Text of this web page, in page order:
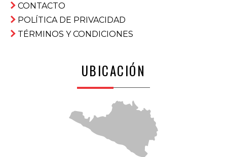
CONTACTO
POLÍTICA DE PRIVACIDAD
TÉRMINOS Y CONDICIONES
UBICACIÓN